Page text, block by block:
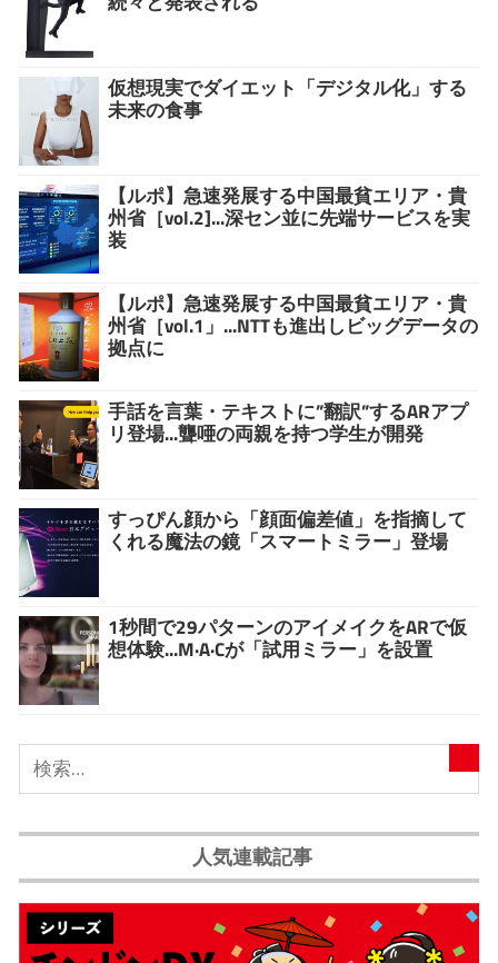
仮想現実でダイエット「デジタル化」する
未来の食事
【ルポ】急速発展する中国最貧エリア・貴
州省［vol.2]...深セン並に先端サービスを実
装
【ルポ】急速発展する中国最貧エリア・貴
州省［vol.1」...NTTも進出しビッグデータの
拠点に
手話を言葉・テキストに”翻訳”するARアプ
リ登場...聾唖の両親を持つ学生が開発
すっぴん顔から「顔面偏差値」を指摘して
くれる魔法の鏡「スマートミラー」登場
1秒間で29パターンのアイメイクをARで仮
想体験...M·A·Cが「試用ミラー」を設置
人気連載記事